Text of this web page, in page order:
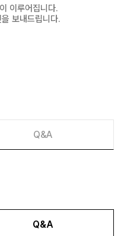
이루어집니다.
보내드립니다.
Q&A
Q&A